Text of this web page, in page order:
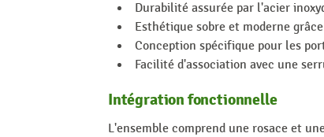
Durabilité assurée par l'acier
Esthétique sobre et moderne
Conception spécifique pour les
Facilité d'association avec une
Intégration fonctionnelle
L'ensemble comprend une rosace et